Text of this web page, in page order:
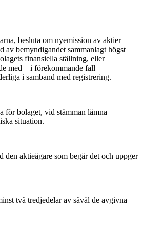
besluta om nyemission av aktier
av bemyndigandet sammanlagt högst
finansiella ställning, eller
med – i förekommande fall –
i samband med registrering.
för bolaget, vid stämman lämna
situation.
aktieägare som begär det och uppger
två tredjedelar av såväl de avgivna